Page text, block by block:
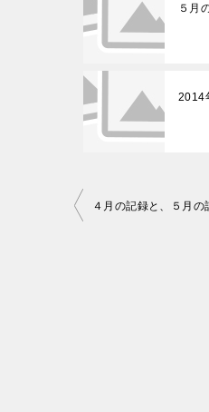
５月
2014
投
４月の記録と、５月の